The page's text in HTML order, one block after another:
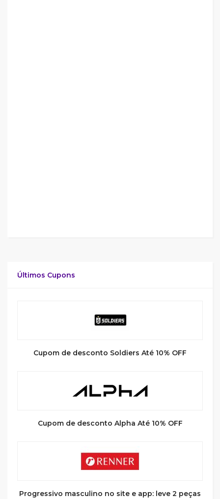
Últimos Cupons
Cupom de desconto Soldiers Até 10% OFF
Cupom de desconto Alpha Até 10% OFF
Progressivo masculino no site e app: leve 2 peças